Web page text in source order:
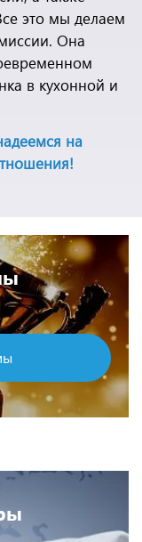
это мы делаем
Она
в кухонной и
на